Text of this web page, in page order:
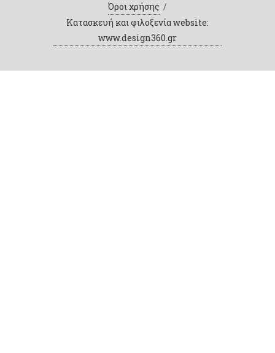
Όροι χρήσης /
Κατασκευή και φιλοξενία website:
www.design360.gr